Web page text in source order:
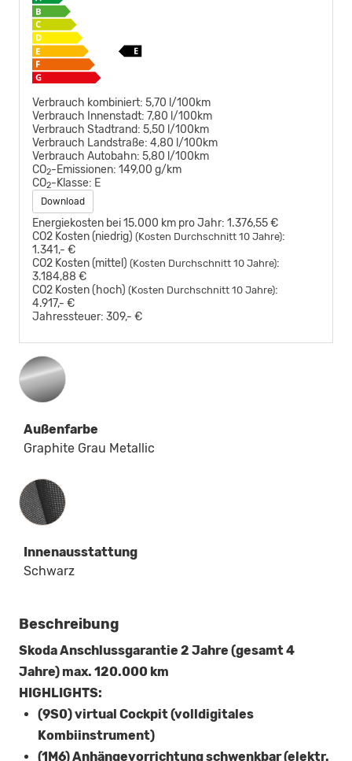
Verbrauch kombiniert: 5,70 l/100km
Verbrauch Innenstadt: 7,80 l/100km
Verbrauch Stadtrand: 5,50 l/100km
Verbrauch Landstraße: 4,80 l/100km
Verbrauch Autobahn: 5,80 l/100km
CO2-Emissionen: 149,00 g/km
CO2-Klasse: E
Download
Energiekosten bei 15.000 km pro Jahr: 1.376,55 €
CO2 Kosten (niedrig) (Kosten Durchschnitt 10 Jahre):
1.341,- €
CO2 Kosten (mittel) (Kosten Durchschnitt 10 Jahre):
3.184,88 €
CO2 Kosten (hoch) (Kosten Durchschnitt 10 Jahre):
4.917,- €
Jahressteuer: 309,- €
Außenfarbe
Graphite Grau Metallic
Innenausstattung
Innenausstattung
Schwarz
Beschreibung
Skoda Anschlussgarantie 2 Jahre (gesamt 4
Jahre) max. 120.000 km
HIGHLIGHTS:
(9S0) virtual Cockpit (volldigitales
Kombiinstrument)
(1M6) Anhängevorrichtung schwenkbar (elektr.